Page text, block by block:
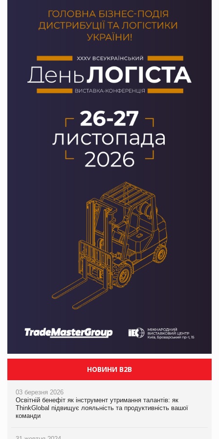
НОВИНИ B2B
03 березня 2026
Освітній бенефіт як інструмент утримання талантів: як
ThinkGlobal підвищує лояльність та продуктивність вашої
команди